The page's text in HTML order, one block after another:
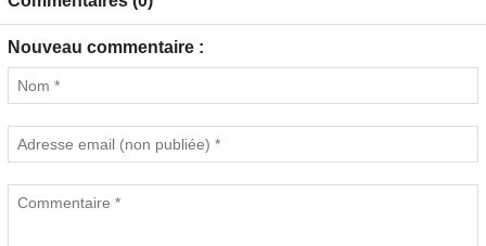
Nouveau commentaire :